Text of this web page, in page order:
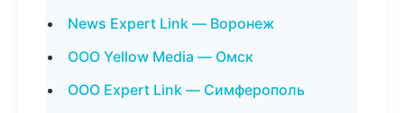
News Expert Link — Воронеж
ООО Yellow Media — Омск
ООО Expert Link — Симферополь